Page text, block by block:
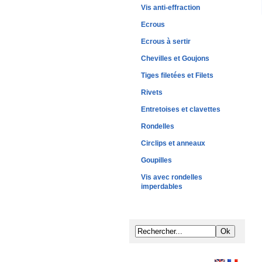
Vis anti-effraction
Ecrous
Ecrous à sertir
Chevilles et Goujons
Tiges filetées et Filets
Rivets
Entretoises et clavettes
Rondelles
Circlips et anneaux
Goupilles
Vis avec rondelles
imperdables